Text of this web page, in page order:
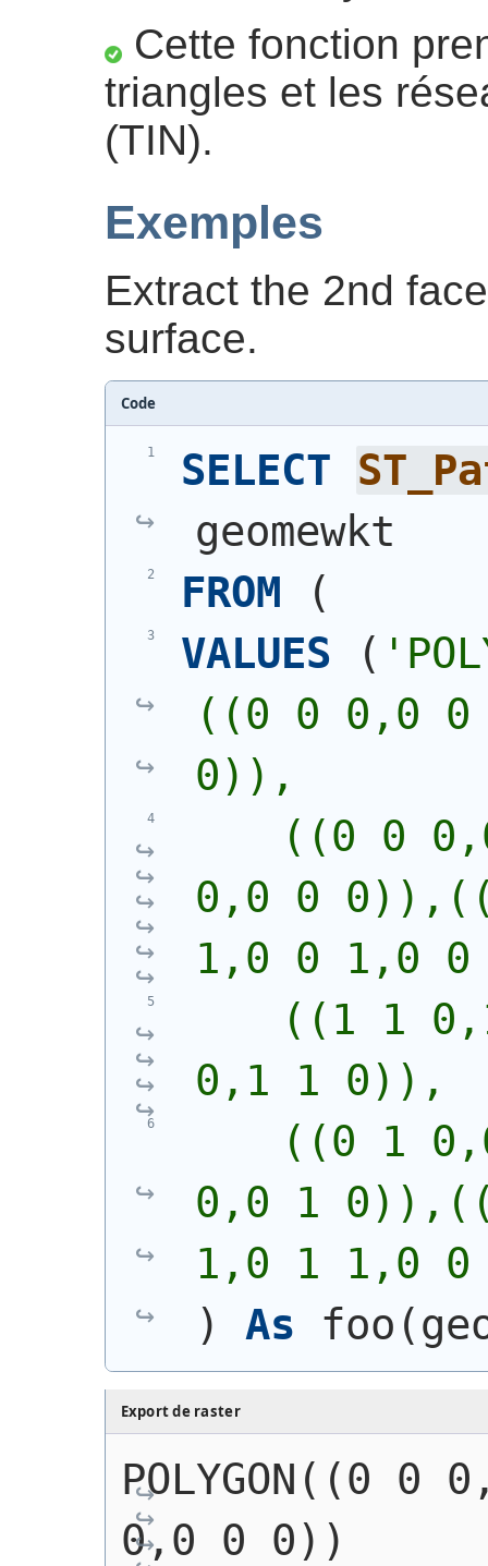
Cette fonction
triangles et les
(TIN).
Exemples
Extract the 2nd
surface.
Code
SELECT
geomewkt
FROM
(
VALUES
( '
((0 0 0,0
0)),
((0 0
0,0 0
1,0 0 1,0
((1 1
0,1 1 0)),
((0 1
0,0 1
1,0 1 1,0
)
As foo (
Export de raster
POLYGON((0
0,0 0 0))